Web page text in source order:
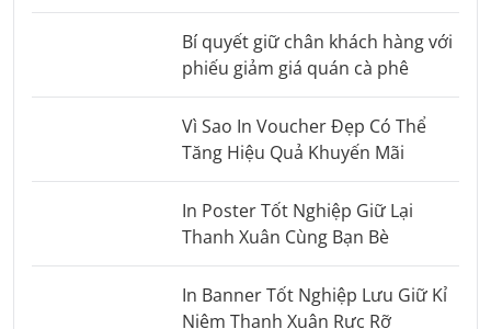
Bí quyết giữ chân khách hàng với
phiếu giảm giá quán cà phê
Vì Sao In Voucher Đẹp Có Thể
Tăng Hiệu Quả Khuyến Mãi
In Poster Tốt Nghiệp Giữ Lại
Thanh Xuân Cùng Bạn Bè
In Banner Tốt Nghiệp Lưu Giữ Kỉ
Niệm Thanh Xuân Rực Rỡ